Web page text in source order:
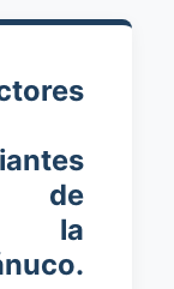
de
la